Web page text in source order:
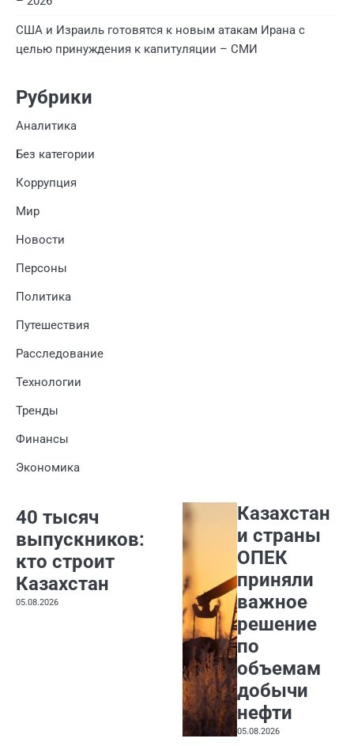
США и Израиль готовятся к новым атакам Ирана с
целью принуждения к капитуляции – СМИ
Рубрики
Аналитика
Без категории
Коррупция
Мир
Новости
Персоны
Политика
Путешествия
Расследование
Технологии
Тренды
Финансы
Экономика
40 тысяч
выпускников:
кто строит
Казахстан
05.08.2026
Казахстан
и страны
ОПЕК
приняли
важное
решение
по
объемам
добычи
нефти
05.08.2026